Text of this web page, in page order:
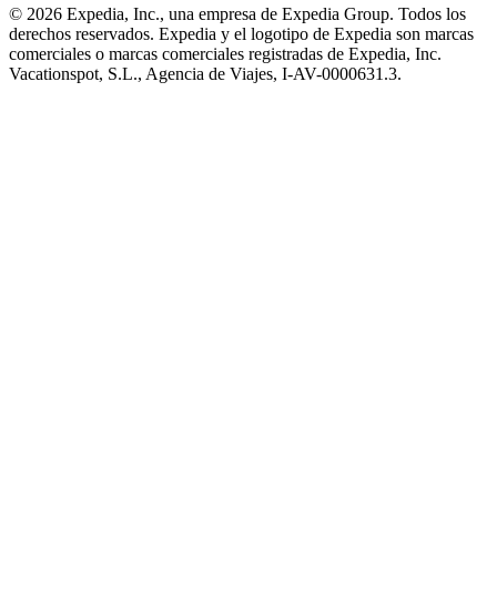
© 2026 Expedia, Inc., una empresa de Expedia Group. Todos los
derechos reservados. Expedia y el logotipo de Expedia son marcas
comerciales o marcas comerciales registradas de Expedia, Inc.
Vacationspot, S.L., Agencia de Viajes, I-AV-0000631.3.